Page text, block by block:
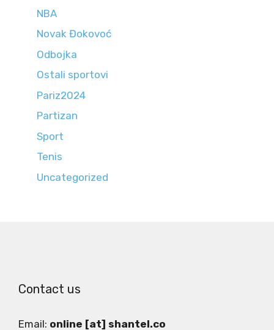
NBA
Novak Đokovoć
Odbojka
Ostali sportovi
Pariz2024
Partizan
Sport
Tenis
Uncategorized
Contact us
Email: online [at] shantel.co